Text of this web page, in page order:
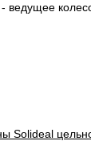
- ведущее
Solideal